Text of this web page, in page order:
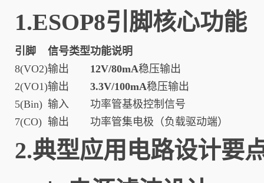
1.ESOP8引脚核心功能
引脚 信号类型功能说明
8(VO2)输出 12V/80mA稳压输出
2(VO1)输出 3.3V/100mA稳压输出
5(Bin) 输入
功率管基极控制信号
7(CO) 输出 功率管集电极（负载驱动端）
2.典型应用电路设计要